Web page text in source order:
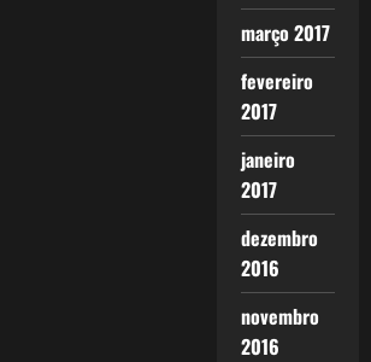
março 2017
fevereiro
2017
janeiro
2017
dezembro
2016
novembro
2016